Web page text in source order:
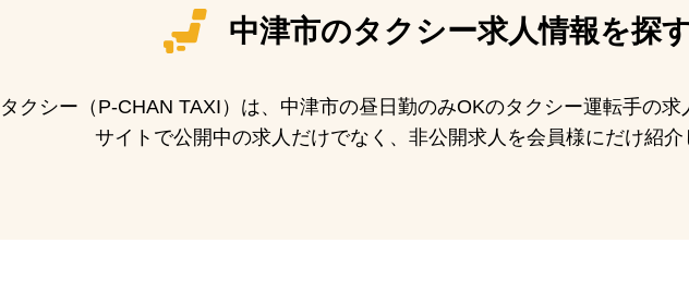
中津市のタクシー求人情報を探す
クシー（P-CHAN TAXI）は、中津市の昼日勤のみOKのタクシー運転手の求
サイトで公開中の求人だけでなく、非公開求人を会員様にだけ紹介